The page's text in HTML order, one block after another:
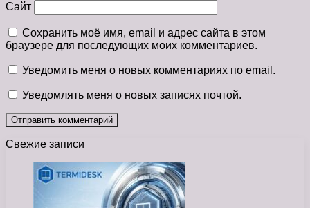
Сайт
Сохранить моё имя, email и адрес сайта в этом
браузере для последующих моих комментариев.
Уведомить меня о новых комментариях по email.
Уведомлять меня о новых записях почтой.
Свежие записи